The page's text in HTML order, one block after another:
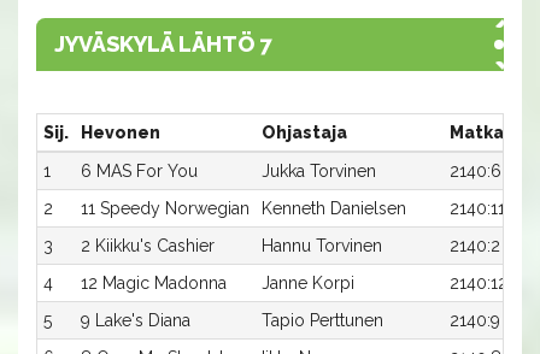
JYVÄSKYLÄ LÄHTÖ 7
Sij. Hevonen Ohjastaja
1
6 MAS For You Jukka Torvinen
2140:6
2
11 Speedy Norwegian Kenneth Danielsen
2140:11
3
2 Kiikku's Cashier Hannu Torvinen
2140:2
4
12 Magic Madonna Janne Korpi
2140:12
5
9 Lake's Diana Tapio Perttunen
2140:9